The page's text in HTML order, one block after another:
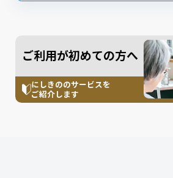
ご利用が初めての方へ
にしきののサービスを
ご紹介します